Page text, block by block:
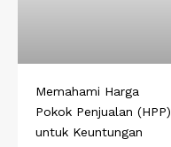
Memahami Harga
Pokok Penjualan (HPP)
untuk Keuntungan